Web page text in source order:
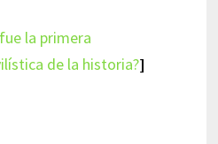
la primera
de la historia?]